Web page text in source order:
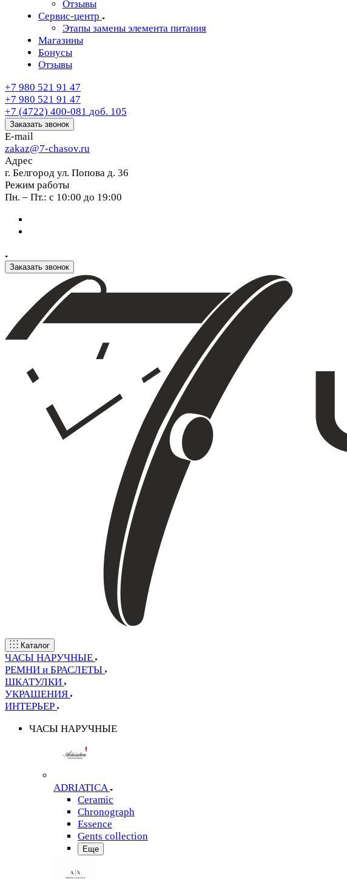
Отзывы
Сервис-центр
Этапы замены элемента питания
Магазины
Бонусы
Отзывы
+7 980 521 91 47
+7 980 521 91 47
+7 (4722) 400-081 доб. 105
Заказать звонок
E-mail
zakaz@7-chasov.ru
Адрес
г. Белгород ул. Попова д. 36
Режим работы
Пн. – Пт.: с 10:00 до 19:00
Заказать звонок
Каталог
ЧАСЫ НАРУЧНЫЕ
РЕМНИ и БРАСЛЕТЫ
ШКАТУЛКИ
УКРАШЕНИЯ
ИНТЕРЬЕР
ЧАСЫ НАРУЧНЫЕ
ADRIATICA
Ceramic
Chronograph
Essence
Gents collection
Еще